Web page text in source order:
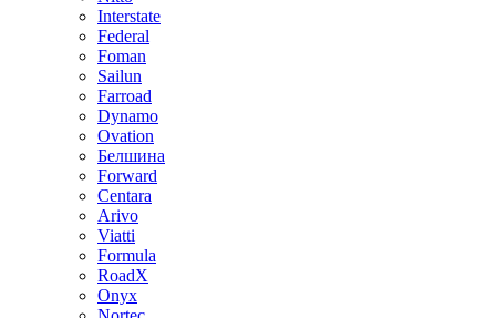
Interstate
Federal
Foman
Sailun
Farroad
Dynamo
Ovation
Белшина
Forward
Centara
Arivo
Viatti
Formula
RoadX
Onyx